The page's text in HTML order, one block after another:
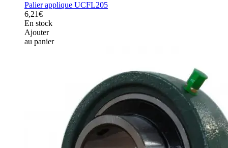
Palier applique UCFL205
6,21€
En stock
Ajouter
au panier